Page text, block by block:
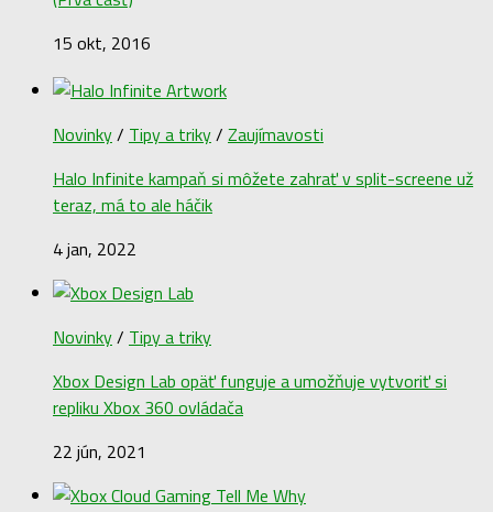
15 okt, 2016
Novinky/ Tipy a triky/ Zaujímavosti
Halo Infinite kampaň si môžete zahrať v split-screene už
teraz, má to ale háčik
4 jan, 2022
Novinky/ Tipy a triky
Xbox Design Lab opäť funguje a umožňuje vytvoriť si
repliku Xbox 360 ovládača
22 jún, 2021